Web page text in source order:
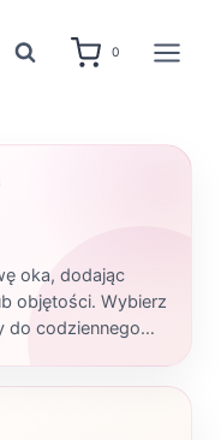
0
oka, dodając
objętości. Wybierz
do codziennego